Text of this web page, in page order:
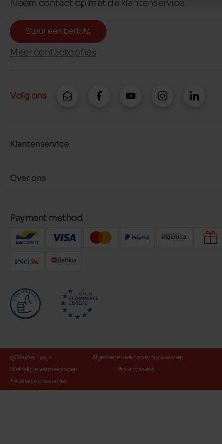
Neem contact op met de klantenservice
Stuur een bericht
Meer contactopties
Volg ons
Klantenservice
Over ons
Payment method
@Maniet Luxus
Algemene verkoopsvoorwaarden
Wettelijke vermeldingen
Privacybeleid
*Actiesvoorwaarden